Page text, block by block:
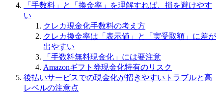
「手数料」と「換金率」を理解すれば、損を避けやす
い
クレカ現金化手数料の考え方
クレカ換金率は「表示値」と「実受取額」に差が
出やすい
「手数料無料現金化」には要注意
Amazonギフト券現金化特有のリスク
後払いサービスでの現金化が招きやすいトラブルと高
レベルの注意点